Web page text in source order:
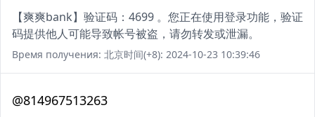
【爽爽bank】验证码：4699 。您正在使用登录功能，验证
码提供他人可能导致帐号被盗，请勿转发或泄漏。
Время получения: 北京时间(+8): 2024-10-23 10:39:46
@814967513263